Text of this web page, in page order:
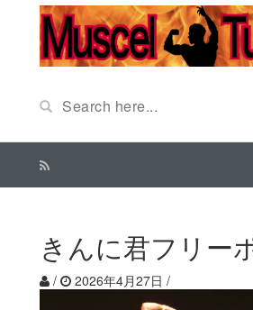
きんに君フリー
/ 2026年4月27日 /